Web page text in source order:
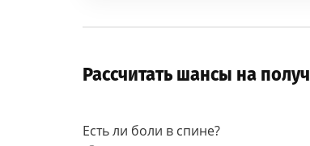
Рассчитать шансы на
Есть ли боли в спине?